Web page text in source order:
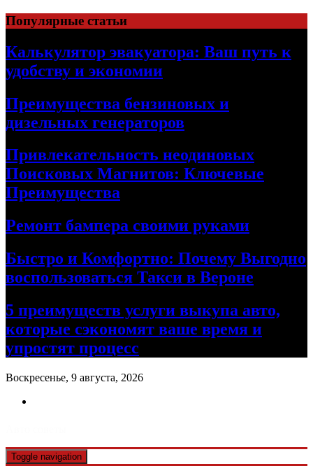
Skip
to
content
Популярные статьи
Калькулятор эвакуатора: Ваш путь к
удобству и экономии
Преимущества бензиновых и
дизельных генераторов
Привлекательность неодиновых
Поисковых Магнитов: Ключевые
Преимущества
Ремонт бампера своими руками
Быстро и Комфортно: Почему Выгодно
воспользоваться Такси в Вероне
5 преимуществ услуги выкупа авто,
которые сэкономят ваше время и
упростят процесс
Воскресенье, 9 августа, 2026
Toggle navigation